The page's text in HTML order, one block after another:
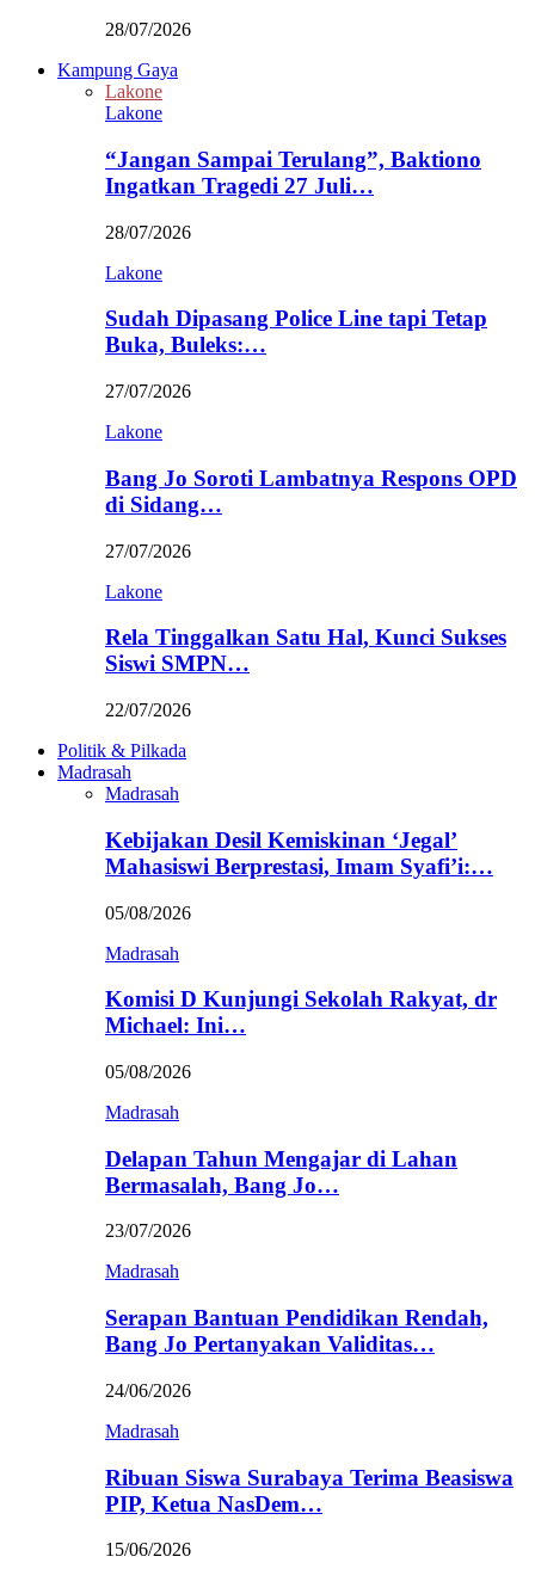
28/07/2026
Kampung Gaya
Lakone
Lakone
“Jangan Sampai Terulang”, Baktiono
Ingatkan Tragedi 27 Juli…
28/07/2026
Lakone
Sudah Dipasang Police Line tapi Tetap
Buka, Buleks:…
27/07/2026
Lakone
Bang Jo Soroti Lambatnya Respons OPD
di Sidang…
27/07/2026
Lakone
Rela Tinggalkan Satu Hal, Kunci Sukses
Siswi SMPN…
22/07/2026
Politik & Pilkada
Madrasah
Madrasah
Kebijakan Desil Kemiskinan ‘Jegal’
Mahasiswi Berprestasi, Imam Syafi’i:…
05/08/2026
Madrasah
Komisi D Kunjungi Sekolah Rakyat, dr
Michael: Ini…
05/08/2026
Madrasah
Delapan Tahun Mengajar di Lahan
Bermasalah, Bang Jo…
23/07/2026
Madrasah
Serapan Bantuan Pendidikan Rendah,
Bang Jo Pertanyakan Validitas…
24/06/2026
Madrasah
Ribuan Siswa Surabaya Terima Beasiswa
PIP, Ketua NasDem…
15/06/2026